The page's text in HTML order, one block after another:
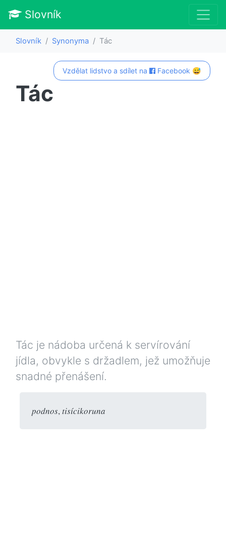
Slovník
Slovník Synonyma Tác
Vzdělat lidstvo a sdílet na Facebook 😅
Tác
Tác je nádoba určená k servírování
jídla, obvykle s držadlem, jež umožňuje
snadné přenášení.
podnos,tisícikoruna